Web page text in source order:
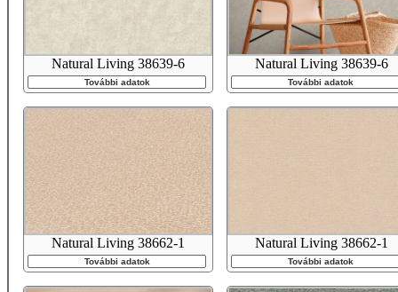
Natural Living 38639-6
További adatok
Natural Living 38639-6
További adatok
Natural Living 38662-1
További adatok
Natural Living 38662-1
További adatok